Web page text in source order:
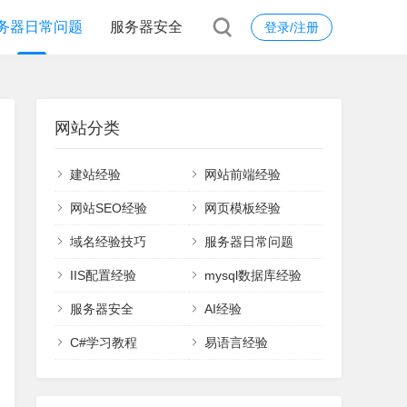
登录/注册
器日常问题 服务器安全
网站分类
建站经验 网站前端经验
网站SEO经验 网页模板经验
域名经验技巧 服务器日常问题
IIS配置经验 mysql数据库经验
服务器安全 AI经验
C#学习教程 易语言经验